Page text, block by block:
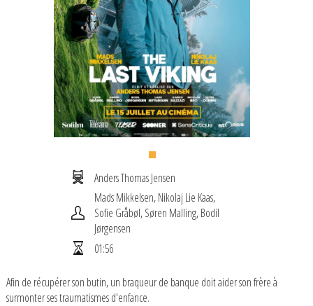
Ecole et Cinéma 2026/2027
Collège au cinéma 2026/2027
Lycéens et Apprentis 2026/2027
Séances à la carte
Anders Thomas Jensen
Mads Mikkelsen, Nikolaj Lie Kaas,
Sofie Gråbøl, Søren Malling, Bodil
Jørgensen
01:56
Afin de récupérer son butin, un braqueur de banque doit aider son frère à
surmonter ses traumatismes d'enfance.